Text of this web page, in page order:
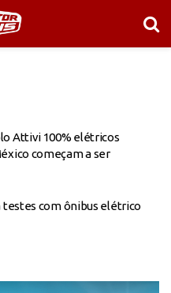
Attivi 100% elétricos
começam a ser
testes com ônibus elétrico